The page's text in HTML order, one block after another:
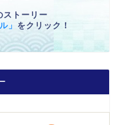
ストーリー
」 をクリック！